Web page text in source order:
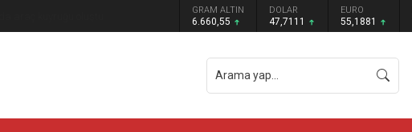
GRAM ALTIN
6.660,55
DOLAR
47,7111
EURO
55,1881